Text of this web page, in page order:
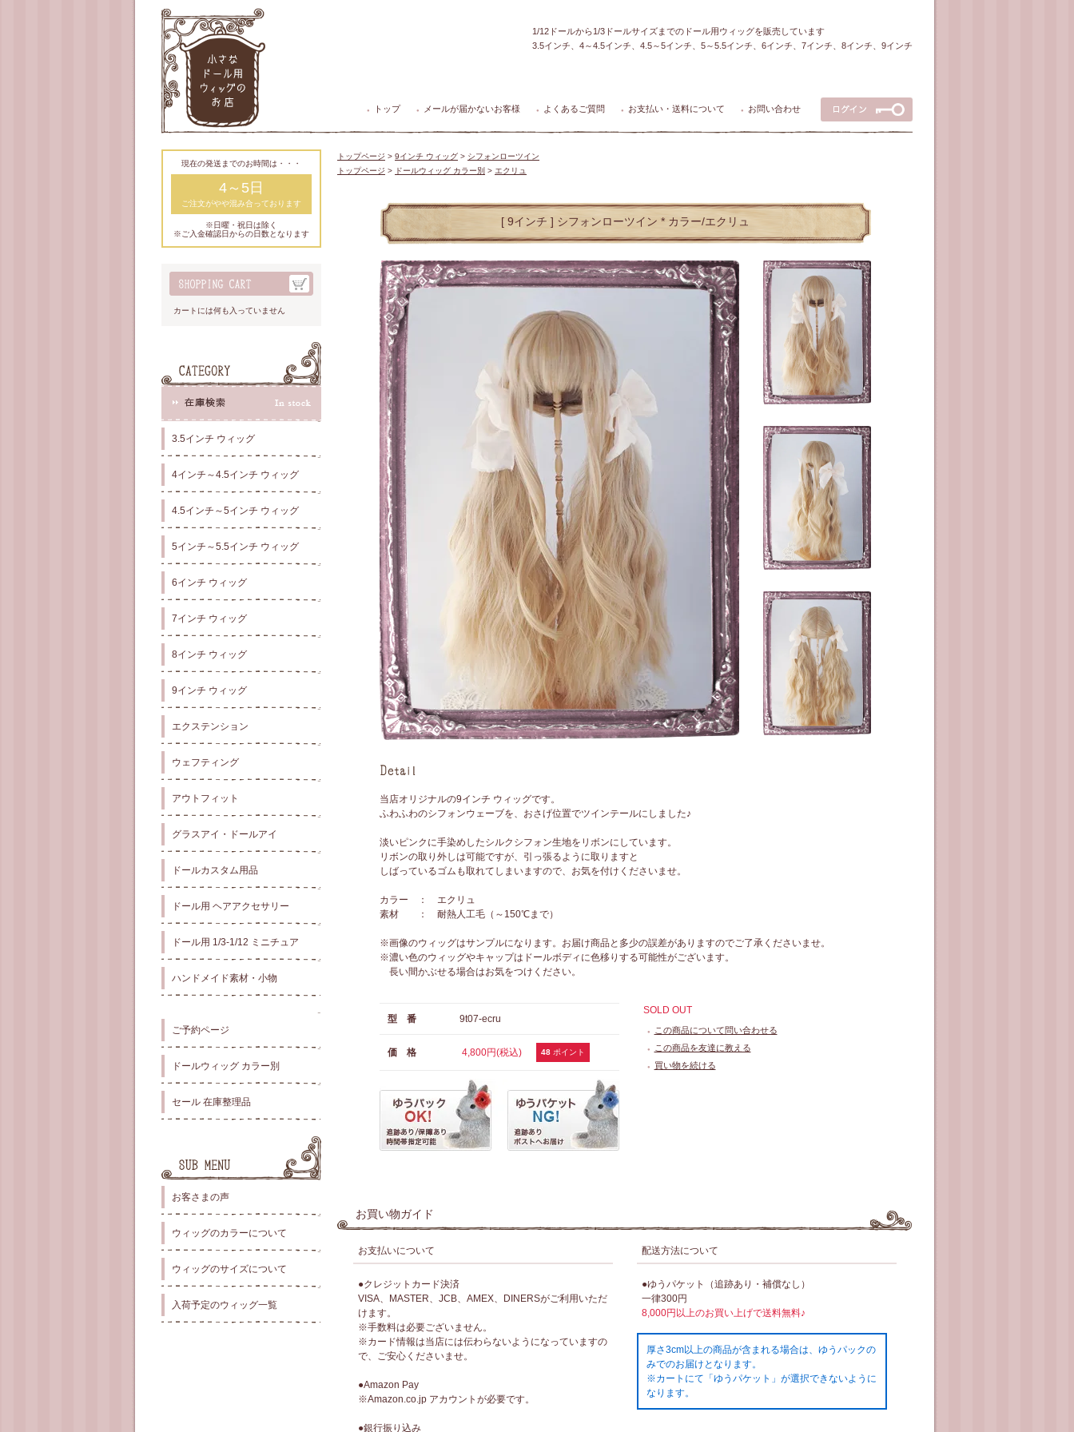
1/12ドールから1/3ドールサイズまでのドール用ウィッグを販売しています
3.5インチ、4～4.5インチ、4.5～5インチ、5～5.5インチ、6インチ、7インチ、8インチ、9インチ
● トップ ● メールが届かないお客様 ● よくあるご質問 ● お支払い・送料について ● お問い合わせ
現在の発送までのお時間は・・・
4～5日
ご注文がやや混み合っております
※日曜・祝日は除く
※ご入金確認日からの日数となります
カートには何も入っていません
3.5インチ ウィッグ
4インチ～4.5インチ ウィッグ
4.5インチ～5インチ ウィッグ
5インチ～5.5インチ ウィッグ
6インチ ウィッグ
7インチ ウィッグ
8インチ ウィッグ
9インチ ウィッグ
エクステンション
ウェフティング
アウトフィット
グラスアイ・ドールアイ
ドールカスタム用品
ドール用 ヘアアクセサリー
ドール用 1/3-1/12 ミニチュア
ハンドメイド素材・小物
ご予約ページ
ドールウィッグ カラー別
セール 在庫整理品
お客さまの声
ウィッグのカラーについて
ウィッグのサイズについて
入荷予定のウィッグ一覧
トップページ > 9インチ ウィッグ > シフォンローツイン
トップページ > ドールウィッグ カラー別 > エクリュ
[ 9インチ ] シフォンローツイン * カラー/エクリュ
当店オリジナルの9インチ ウィッグです。
ふわふわのシフォンウェーブを、おさげ位置でツインテールにしました♪
淡いピンクに手染めしたシルクシフォン生地をリボンにしています。
リボンの取り外しは可能ですが、引っ張るように取りますと
しばっているゴムも取れてしまいますので、お気を付けくださいませ。
カラー ： エクリュ
素材 ： 耐熱人工毛（～150℃まで）
※画像のウィッグはサンプルになります。お届け商品と多少の誤差がありますのでご了承くださいませ。
※濃い色のウィッグやキャップはドールボディに色移りする可能性がございます。
長い間かぶせる場合はお気をつけください。
型 番 9t07-ecru
価 格 4,800円(税込) 48ポイント
SOLD OUT
● この商品について問い合わせる
● この商品を友達に教える
● 買い物を続ける
お買い物ガイド
お支払いについて
●クレジットカード決済
VISA、MASTER、JCB、AMEX、DINERSがご利用いただ
けます。
※手数料は必要ございません。
※カード情報は当店には伝わらないようになっていますの
で、ご安心くださいませ。
●Amazon Pay
※Amazon.co.jp アカウントが必要です。
●銀行振り込み
配送方法について
●ゆうパケット（追跡あり・補償なし）
一律300円
8,000円以上のお買い上げで送料無料♪
厚さ3cm以上の商品が含まれる場合は、ゆうパックの
みでのお届けとなります。
※カートにて「ゆうパケット」が選択できないように
なります。